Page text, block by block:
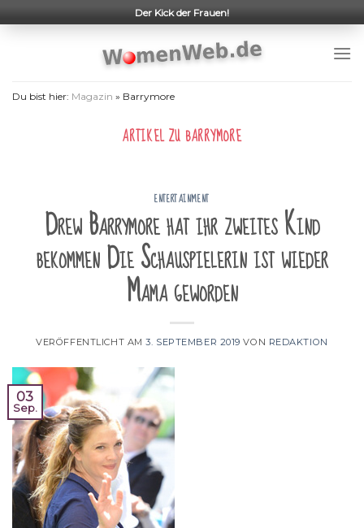
to
Der Kick der Frauen!
Du bist hier: Magazin » Barrymore
ARTIKEL ZU BARRYMORE
ENTERTAINMENT
Drew Barrymore hat ihr zweites Kind
bekommen Die Schauspielerin ist wieder
Mama geworden
VERÖFFENTLICHT AM3. SEPTEMBER 2019 VON REDAKTION
03
Sep.